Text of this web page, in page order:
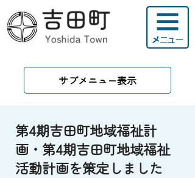
サブメニュー表示
第4期吉田町地域福祉計
画・第4期吉田町地域福祉
活動計画を策定しました